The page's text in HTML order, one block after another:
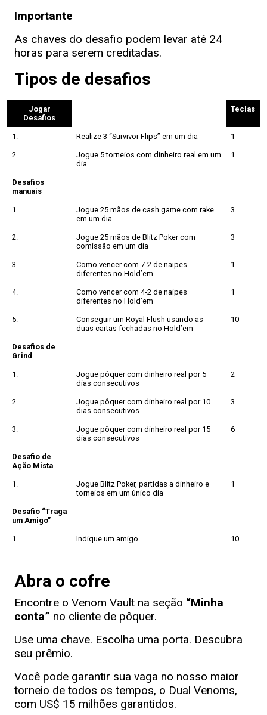
Importante
As chaves do desafio podem levar até 24
horas para serem creditadas.
Tipos de desafios
Jogar
Desafios
Teclas
1. Realize 3 “Survivor Flips” em um dia 1
2.
Jogue 5 torneios com dinheiro real em um
dia
1
Desafios
manuais
1.
Jogue 25 mãos de cash game com rake
em um dia
3
2.
Jogue 25 mãos de Blitz Poker com
comissão em um dia
3
3.
Como vencer com 7-2 de naipes
diferentes no Hold’em
1
4.
Como vencer com 4-2 de naipes
diferentes no Hold’em
1
5.
Conseguir um Royal Flush usando as
duas cartas fechadas no Hold’em
10
Desafios de
Grind
1.
Jogue pôquer com dinheiro real por 5
dias consecutivos
2
2.
Jogue pôquer com dinheiro real por 10
dias consecutivos
3
3.
Jogue pôquer com dinheiro real por 15
dias consecutivos
6
Desafio de
Ação Mista
1.
Jogue Blitz Poker, partidas a dinheiro e
torneios em um único dia
1
Desafio “Traga
um Amigo”
1. Indique um amigo 10
Abra o cofre
Encontre o Venom Vault na seção “Minha
conta” no cliente de pôquer.
Use uma chave. Escolha uma porta. Descubra
seu prêmio.
Você pode garantir sua vaga no nosso maior
torneio de todos os tempos, o Dual Venoms,
com US$ 15 milhões garantidos.